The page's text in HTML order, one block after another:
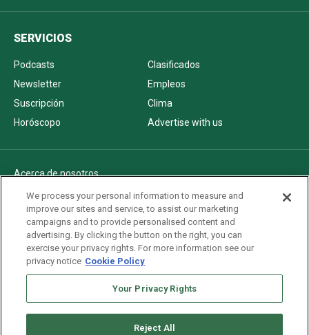
SERVICIOS
Podcasts
Clasificados
Newsletter
Empleos
Suscripción
Clima
Horóscopo
Advertise with us
Acerca de nosotros
Politica de privacidad
Pautas Editoriales
AdChoices
Advertise with us
Newsletters
We process your personal information to measure and
improve our sites and service, to assist our marketing
campaigns and to provide personalised content and
advertising. By clicking the button on the right, you can
exercise your privacy rights. For more information see our
privacy notice Cookie Policy
Your Privacy Rights
Reject All